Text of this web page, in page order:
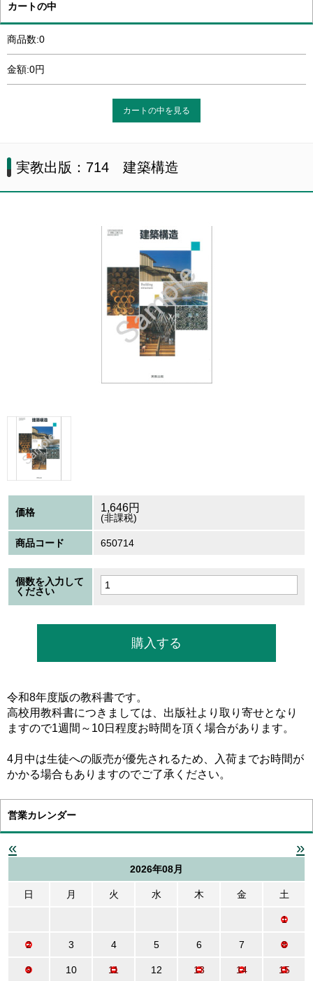
カートの中
商品数:0
金額:0円
カートの中を見る
実教出版：714 建築構造
価格 1,646円
(非課税)
商品コード 650714
個数を入力して
ください
令和8年度版の教科書です。
高校用教科書につきましては、出版社より取り寄せとなり
ますので1週間～10日程度お時間を頂く場合があります。
4月中は生徒への販売が優先されるため、入荷までお時間が
かかる場合もありますのでご了承ください。
営業カレンダー
« »
2026年08月
日 月 火 水 木 金 土
1
2 3 4 5 6 7 8
9 10 11 12 13 14 15